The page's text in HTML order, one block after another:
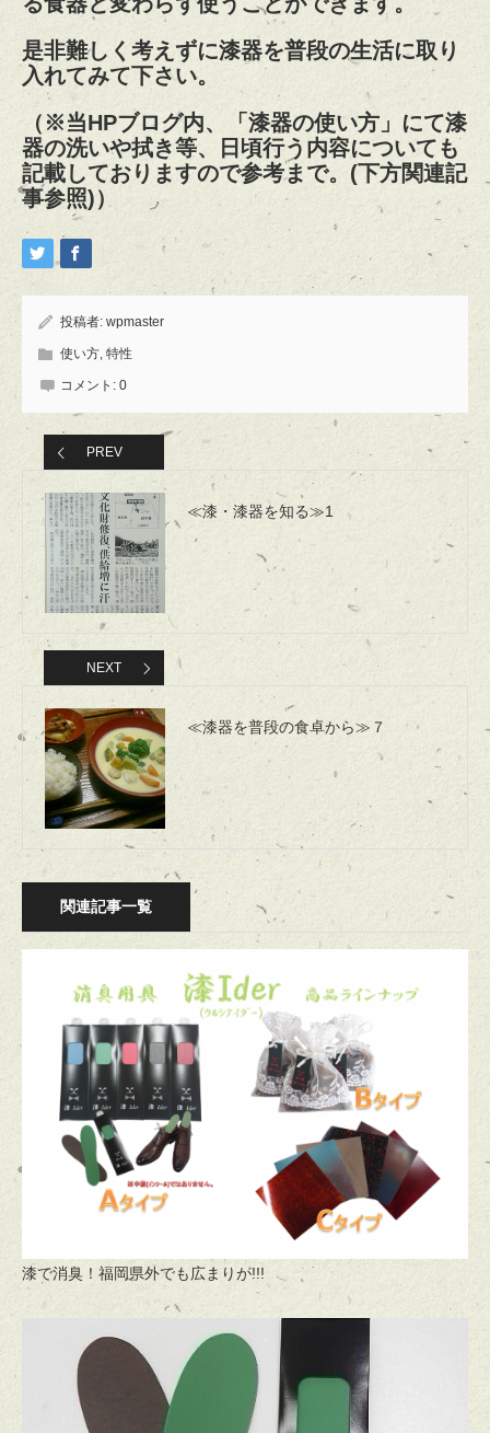
是非難しく考えずに漆器を普段の生活に取り
入れてみて下さい。
（※当HPブログ内、「漆器の使い方」にて漆
器の洗いや拭き等、日頃行う内容についても
記載しておりますので参考まで。(下方関連記
事参照)）
投稿者: wpmaster
使い方 特性
コメント: 0
PREV
≪漆・漆器を知る≫1
NEXT
≪漆器を普段の食卓から≫７
関連記事一覧
漆で消臭！福岡県外でも広まりが!!!